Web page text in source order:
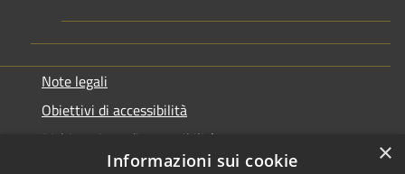
Note legali
Obiettivi di accessibilità
Dichiarazione di accessibilità
×
Informazioni sui cookie